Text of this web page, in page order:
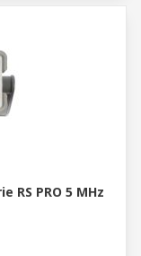
PRO 5 MHz